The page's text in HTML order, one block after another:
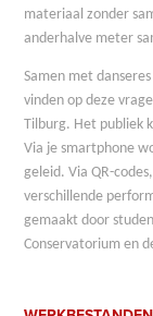
materiaal zonder
anderhalve meter
Samen met
vinden op deze
Tilburg. Het publiek
Via je smartphone
geleid. Via QR-
verschillende
gemaakt door
Conservatorium en